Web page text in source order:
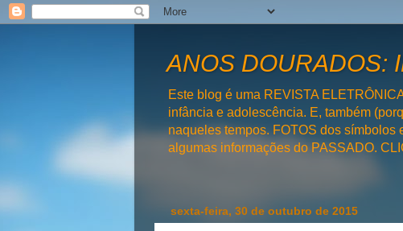
ANOS DOURADOS:
Este blog é uma REVISTA
infância e adolescência. E, também
naqueles tempos. FOTOS dos símbolos
algumas informações do PASSADO.
sexta-feira, 30 de outubro de 2015